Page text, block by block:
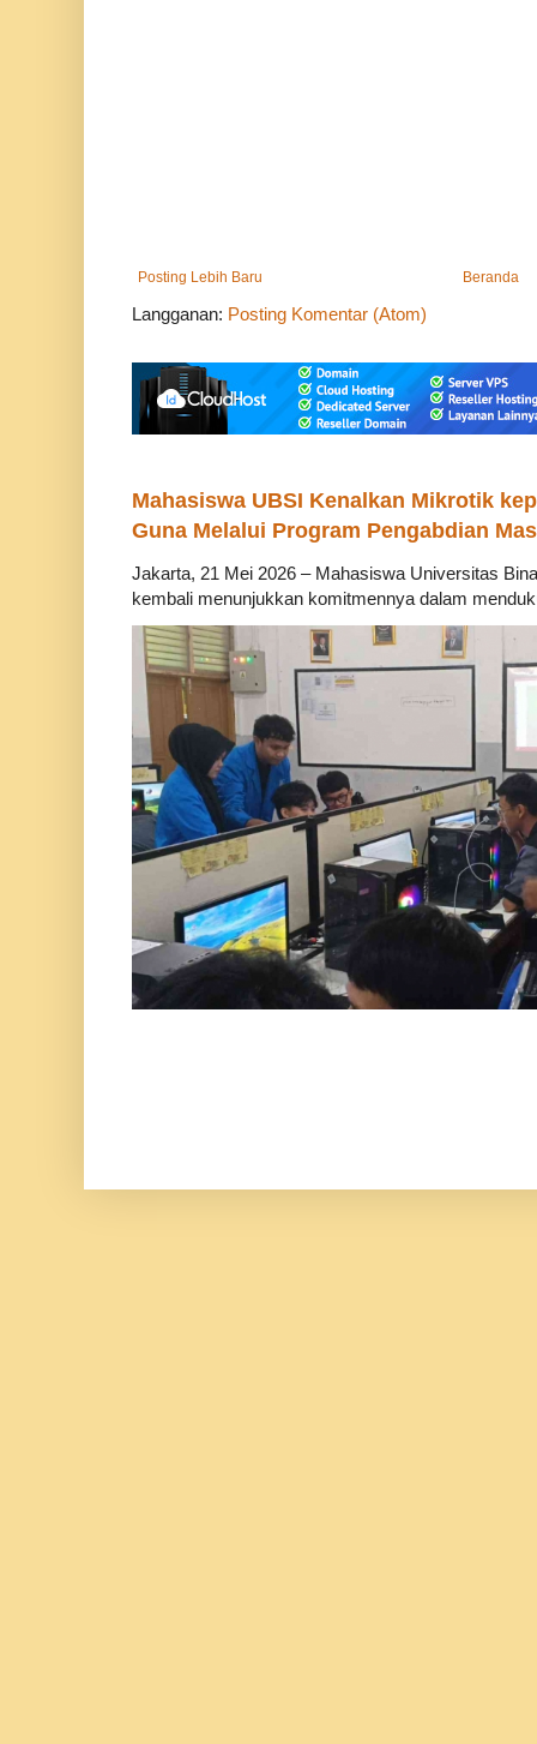
Posting Lebih Baru Beranda
Langganan: Posting Komentar (Atom)
Mahasiswa UBSI Kenalkan Mikrotik
Guna Melalui Program Pengabdian
Jakarta, 21 Mei 2026 – Mahasiswa Universitas
kembali menunjukkan komitmennya dalam